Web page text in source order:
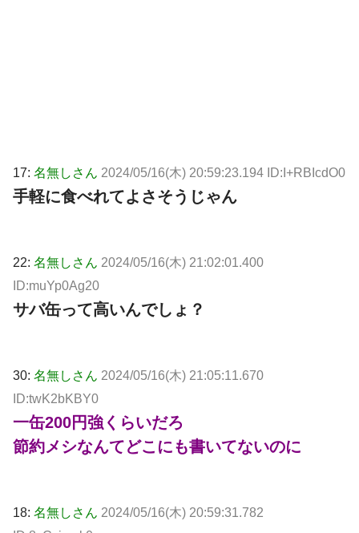
17: 名無しさん 2024/05/16(木) 20:59:23.194 ID:I+RBIcdO0
手軽に食べれてよさそうじゃん
22: 名無しさん 2024/05/16(木) 21:02:01.400
ID:muYp0Ag20
サバ缶って高いんでしょ？
30: 名無しさん 2024/05/16(木) 21:05:11.670
ID:twK2bKBY0
一缶200円強くらいだろ
節約メシなんてどこにも書いてないのに
18: 名無しさん 2024/05/16(木) 20:59:31.782